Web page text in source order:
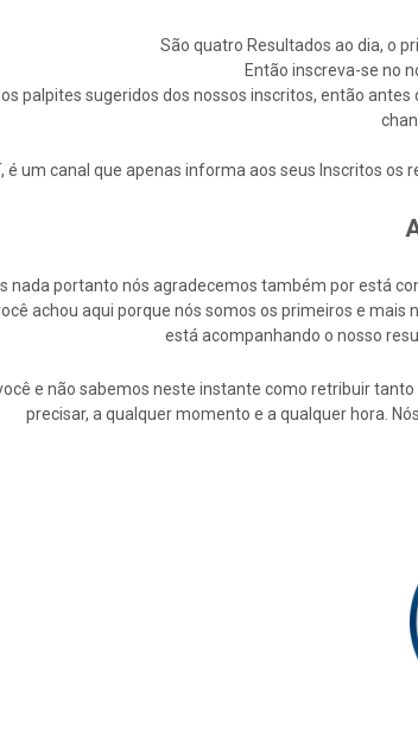
São quatro Resultados ao dia, o
Então inscreva-se no
palpites sugeridos dos nossos inscritos, então
é um canal que apenas informa aos seus Inscritos
nada portanto nós agradecemos também por está
achou aqui porque nós somos os primeiros e
está acompanhando o nosso
e não sabemos neste instante como retribuir
precisar, a qualquer momento e a qualquer hora.